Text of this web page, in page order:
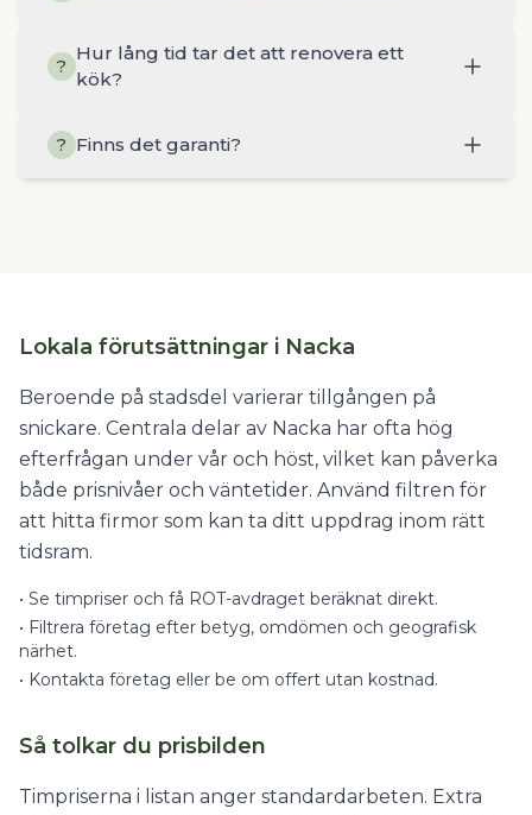
?
Hur lång tid tar det att renovera ett
kök?
? Finns det garanti?
Lokala förutsättningar i Nacka
Beroende på stadsdel varierar tillgången på
snickare. Centrala delar av Nacka har ofta hög
efterfrågan under vår och höst, vilket kan påverka
både prisnivåer och väntetider. Använd filtren för
att hitta firmor som kan ta ditt uppdrag inom rätt
tidsram.
• Se timpriser och få ROT-avdraget beräknat direkt.
• Filtrera företag efter betyg, omdömen och geografisk
närhet.
• Kontakta företag eller be om offert utan kostnad.
Så tolkar du prisbilden
Timpriserna i listan anger standardarbeten. Extra